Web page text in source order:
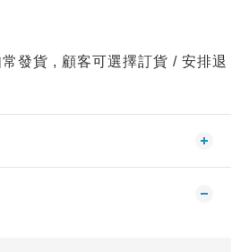
發貨 , 顧客可選擇訂貨 / 安排退